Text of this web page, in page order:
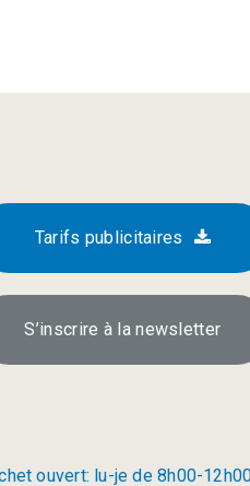
Tarifs publicitaires
S’inscrire à la newsletter
ouvert: lu-je de 8h00-